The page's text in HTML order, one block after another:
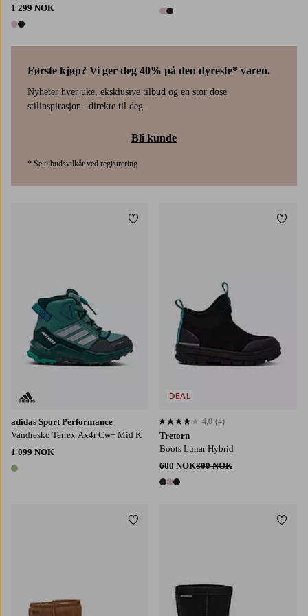
1 299 NOK
2 farger
2 farger
Første kjøp? Vi ger deg 40% på den dyreste* varen.
Nyheter hver uke, eksklusive tilbud og en stor dose
stilinspirasjon– direkte til deg.
Bli kunde
* Se tilbudsvilkår ved registrering
adidas Sport Performance
Vandresko Terrex Ax4r Cw+ Mid K
1 099 NOK
1 farge
Legg til favoritter
Tretorn
Boots Lunar Hybrid
600 NOK800 NOK
3 farger
4,0 basert på 4 karaktergivninger
4,0 (4)
DEAL
Legg til favoritter